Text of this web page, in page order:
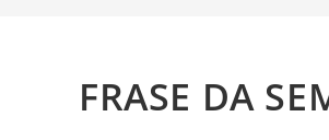
FRASE DA